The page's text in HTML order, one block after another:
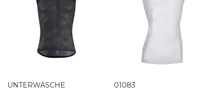
UNTERWÄSCHE
01083